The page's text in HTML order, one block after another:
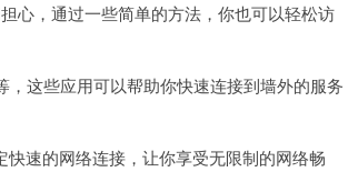
翻
vqn
，通过一些简单的方法，你也可以轻松访
这些应用可以帮助你快速连接到墙外的服务
速的网络连接，让你享受无限制的网络畅